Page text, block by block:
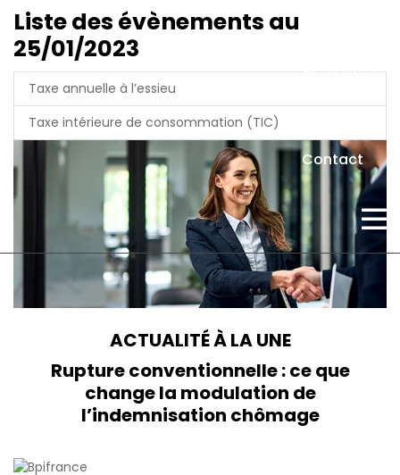
Actualités
Contact
Liste des évènements au
25/01/2023
Taxe annuelle à l’essieu
Taxe intérieure de consommation (TIC)
ACTUALITÉ À LA UNE
Rupture conventionnelle : ce que
change la modulation de
l’indemnisation chômage